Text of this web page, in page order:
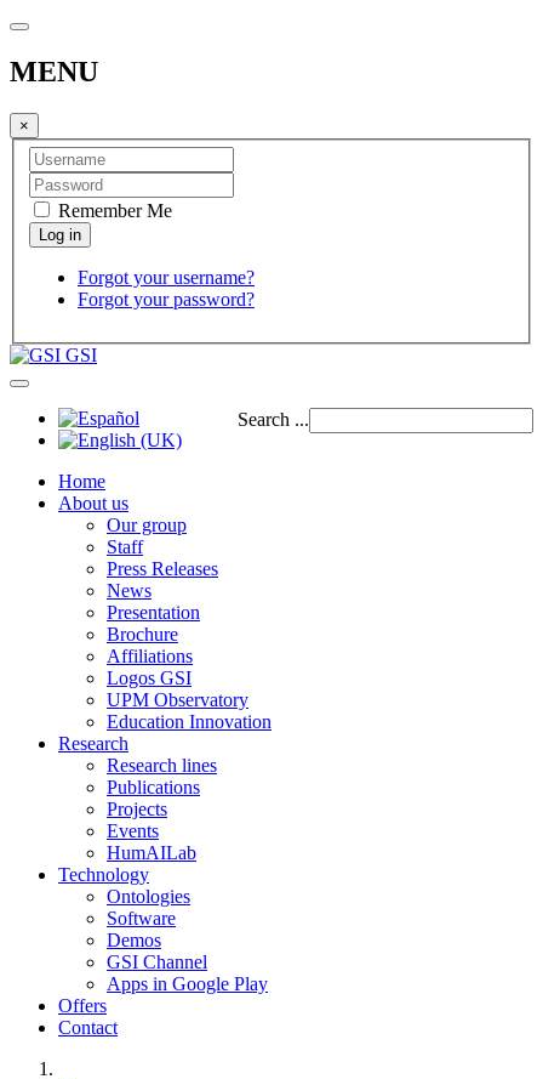
MENU
×
Remember Me
Forgot your username?
Forgot your password?
GSI
Search ...
Home
About us
Our group
Staff
Press Releases
News
Presentation
Brochure
Affiliations
Logos GSI
UPM Observatory
Education Innovation
Research
Research lines
Publications
Projects
Events
HumAILab
Technology
Ontologies
Software
Demos
GSI Channel
Apps in Google Play
Offers
Contact